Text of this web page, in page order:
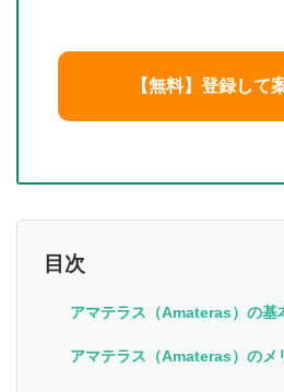
【無料】登録して
目次
アマテラス（Amateras）の基
アマテラス（Amateras）のメ